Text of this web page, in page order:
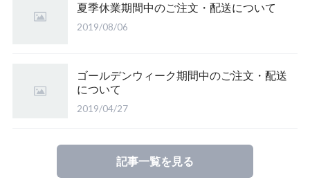
夏季休業期間中のご注文・配送について
2019/08/06
ゴールデンウィーク期間中のご注文・配送
について
2019/04/27
記事一覧を見る